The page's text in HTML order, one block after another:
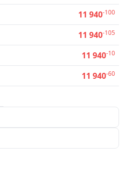
11 940-100
11 940-105
11 940-10
11 940-60